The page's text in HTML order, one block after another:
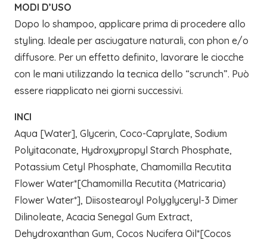
MODI D’USO
Dopo lo shampoo, applicare prima di procedere allo
styling. Ideale per asciugature naturali, con phon e/o
diffusore. Per un effetto definito, lavorare le ciocche
con le mani utilizzando la tecnica dello “scrunch”. Può
essere riapplicato nei giorni successivi.
INCI
Aqua [Water], Glycerin, Coco-Caprylate, Sodium
Polyitaconate, Hydroxypropyl Starch Phosphate,
Potassium Cetyl Phosphate, Chamomilla Recutita
Flower Water*[Chamomilla Recutita (Matricaria)
Flower Water*], Diisostearoyl Polyglyceryl-3 Dimer
Dilinoleate, Acacia Senegal Gum Extract,
Dehydroxanthan Gum, Cocos Nucifera Oil*[Cocos